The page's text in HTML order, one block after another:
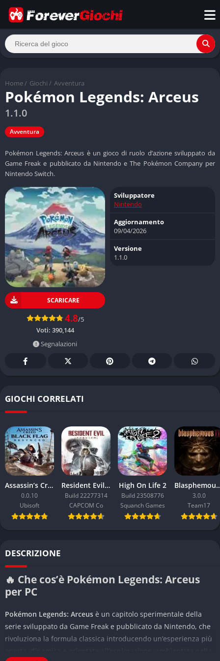
Home / Giochi / Avventura
Pokémon Legends: Arceus
1.1.0
Avventura
Pokémon Legends: Arceus è un gioco di ruolo d’azione sviluppato da
Game Freak e pubblicato da Nintendo e The Pokémon Company per
Nintendo Switch.
SCARICARE
4.8/5
Voti: 390,144
Segnalazioni
Sviluppatore
Nintendo
Aggiornamento
09/04/2026
Versione
1.1.0
GIOCHI CORRELATI
Assassin’s Creed Black Flag Resynced
0.0.10
Ubisoft
Resident Evil Requiem
Build 22277314
CAPCOM Co
High On Life 2
Build 23508776
Squanch Games
3.0.0
Team17
DESCRIZIONE
🔥 Che cos’è Pokémon Legends: Arceus
per PC
Pokémon Legends: Arceus è un capitolo sperimentale della
serie sviluppato da Game Freak e pubblicato da Nintendo, che
rivoluziona la formula classica introducendo un’esperienza più